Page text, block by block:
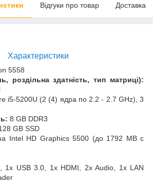
Відгуки про товар Доставка
Характеристики
5558
роздільна здатність, тип матриці):
i5-5200U (2 (4) ядра по 2.2 - 2.7 GHz), 3
8 GB DDR3
GB SSD
Intel HD Graphics 5500 (до 1792 MB с
1x USB 3.0, 1x HDMI, 2x Audio, 1x LAN